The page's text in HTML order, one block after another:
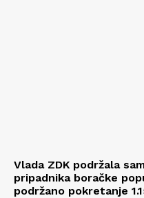
Vlada ZDK podržala
pripadnika boračke
podržano pokretanje